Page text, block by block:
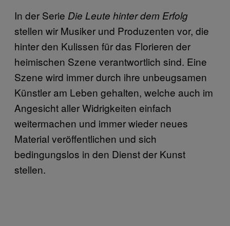
In der Serie Die Leute hinter dem Erfolg
stellen wir Musiker und Produzenten vor, die
hinter den Kulissen für das Florieren der
heimischen Szene verantwortlich sind. Eine
Szene wird immer durch ihre unbeugsamen
Künstler am Leben gehalten, welche auch im
Angesicht aller Widrigkeiten einfach
weitermachen und immer wieder neues
Material veröffentlichen und sich
bedingungslos in den Dienst der Kunst
stellen.